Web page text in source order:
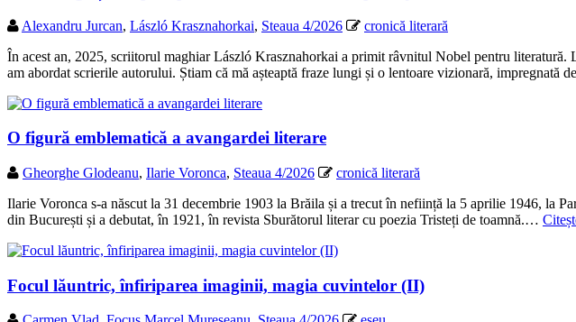
Alexandru Jurcan, László Krasznahorkai, Steaua 4/2026
cronică literară
În acest an, 2025, scriitorul maghiar László Krasznahorkai a primit râvnitul Nobel pentru
am abordat scrierile autorului. Știam că mă așteaptă fraze lungi și o lentoare vizionară, impregnată
O figură emblematică a avangardei literare
Gheorghe Glodeanu, Ilarie Voronca, Steaua 4/2026
cronică literară
Ilarie Voronca s-a născut la 31 decembrie 1903 la Brăila și a trecut în neființă la 5 aprilie 1946, la
din București și a debutat, în 1921, în revista Sburătorul literar cu poezia Tristeți de toamnă.…
Focul lăuntric, înfiriparea imaginii, magia cuvintelor (II)